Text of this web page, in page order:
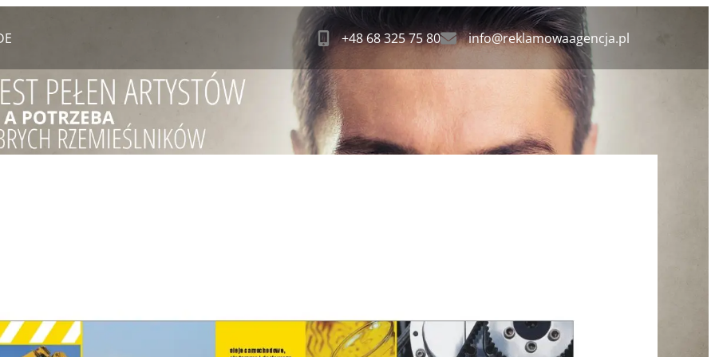
+48 68 325 75 80 info@reklamowaagencja.pl